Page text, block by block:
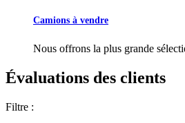
Camions à vendre
Nous offrons la plus grande
Évaluations des clients
Filtre :